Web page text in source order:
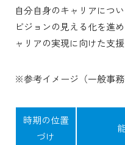
自分自身のキャリアにつ
ビジョンの見える化を進
ャリアの実現に向けた支援
※参考イメージ（一般事務
時期の位置
づけ